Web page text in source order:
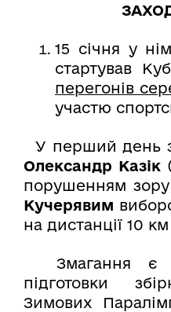
15 січня у
стартував
перегонів
участю
У перший день
Олександр Казік
порушенням
Кучерявим
на дистанції 10
Змагання є
підготовки
Зимових